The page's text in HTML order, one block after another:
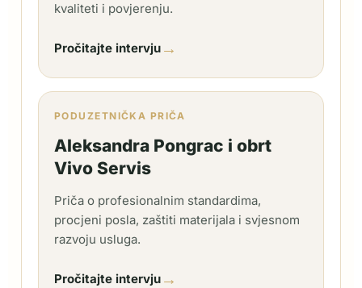
kvaliteti i povjerenju.
Pročitajte intervju →
PODUZETNIČKA PRIČA
Aleksandra Pongrac i obrt
Vivo Servis
Priča o profesionalnim standardima,
procjeni posla, zaštiti materijala i svjesnom
razvoju usluga.
Pročitajte intervju →